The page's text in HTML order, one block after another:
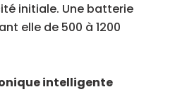
initiale. Une batterie
elle de 500 à 1200
intelligente